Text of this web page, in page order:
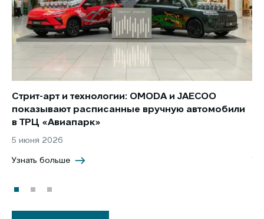
Стрит-арт и технологии: OMODA и JAECOO
показывают расписанные вручную автомобили
в ТРЦ «Авиапарк»
5 июня 2026
Узнать больше